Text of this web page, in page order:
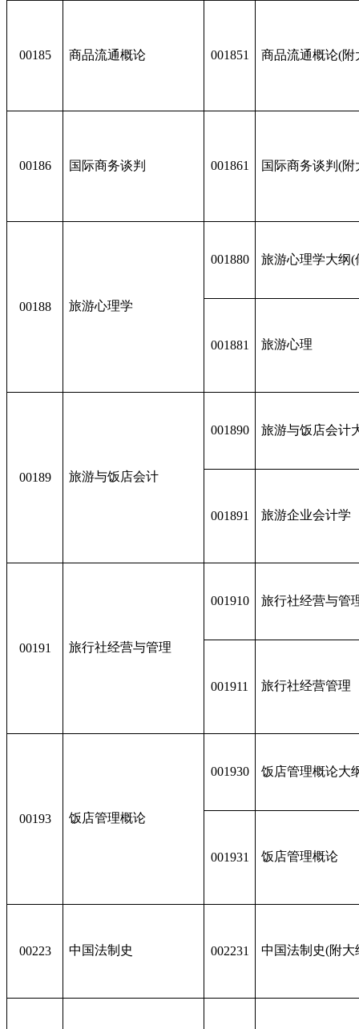
00185 商品流通概论 001851 商品流通概论(附
00186 国际商务谈判 001861 国际商务谈判(
00188 旅游心理学
001880 旅游心理学大纲(
001881 旅游心理
00189 旅游与饭店会计
001890 旅游与饭店会计
001891 旅游企业会计学
00191 旅行社经营与管理
001910 旅行社经营与管
001911 旅行社经营管理
00193 饭店管理概论
001930 饭店管理概论大
001931 饭店管理概论
00223 中国法制史 002231 中国法制史(附大